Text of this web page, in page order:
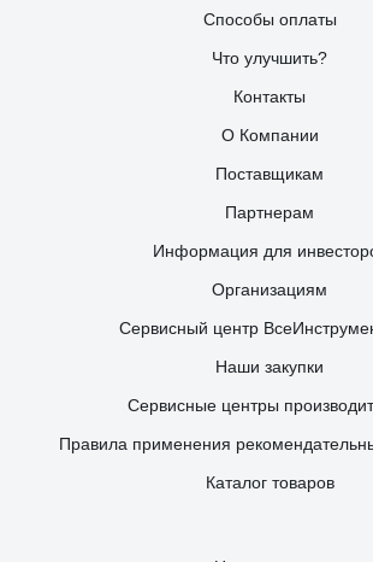
Способы оплаты
Что улучшить?
Контакты
О Компании
Поставщикам
Партнерам
Информация для
Организациям
Сервисный центр
Наши закупки
Сервисные центры
Правила применения
Каталог товаров